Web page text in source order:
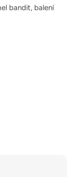
bandit, balení